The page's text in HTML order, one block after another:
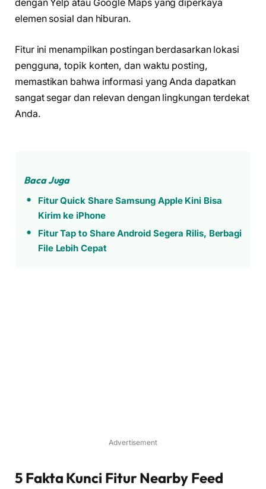
dengan Yelp atau Google Maps yang diperkaya
elemen sosial dan hiburan.
Fitur ini menampilkan postingan berdasarkan lokasi
pengguna, topik konten, dan waktu posting,
memastikan bahwa informasi yang Anda dapatkan
sangat segar dan relevan dengan lingkungan terdekat
Anda.
Baca Juga
Fitur Quick Share Samsung Apple Kini Bisa
Kirim ke iPhone
Fitur Tap to Share Android Segera Rilis, Berbagi
File Lebih Cepat
Advertisement
5 Fakta Kunci Fitur Nearby Feed